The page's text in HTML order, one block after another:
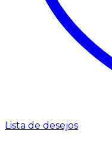
Lista de desejos